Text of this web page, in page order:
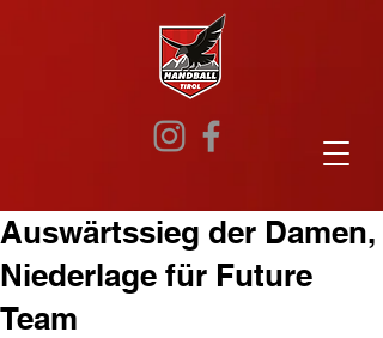
Auswärtssieg der Damen,
Niederlage für Future
Team